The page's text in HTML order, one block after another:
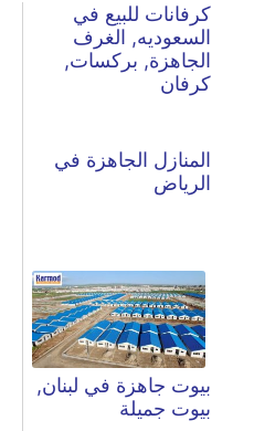
كرفانات للبيع في
السعوديه, الغرف
الجاهزة, بركسات,
كرفان
المنازل الجاهزة في
الرياض
بيوت جاهزة في لبنان,
بيوت جميلة